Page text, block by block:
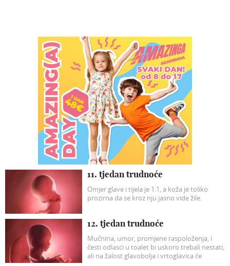
11. tjedan trudnoće
Omjer glave i tijela je 1:1, a koža je toliko
prozirna da se kroz nju jasno vide žile.
12. tjedan trudnoće
Mučnina, umor, promjene raspoloženja, i
česti odlasci u toalet bi uskoro trebali nestati,
ali na žalost glavobolja i vrtoglavica će